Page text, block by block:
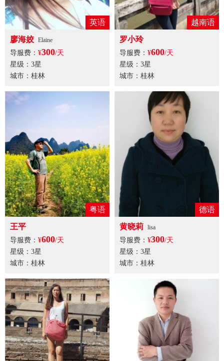
英语
廖海姣 Elaine
导服费： ¥300/天
星级：3星
城市：桂林
越南语
罗小玲
导服费： ¥600/天
星级：3星
城市：桂林
粤语
王平
导服费： ¥600/天
星级：3星
城市：桂林
德语
黄晓莉 lisa
导服费： ¥300/天
星级：3星
城市：桂林